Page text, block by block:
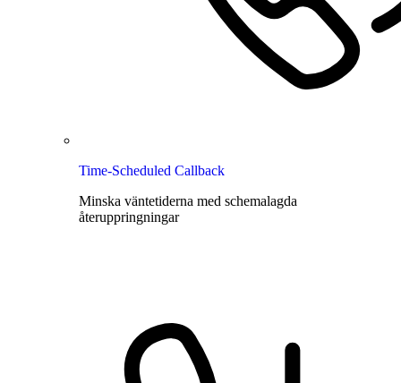
Time-Scheduled Callback
Minska väntetiderna med schemalagda
återuppringningar